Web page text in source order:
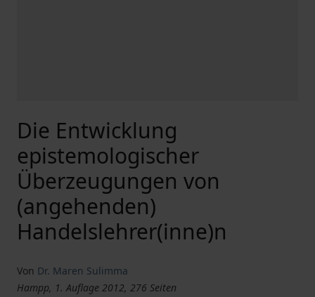
Die Entwicklung
epistemologischer
Überzeugungen von
(angehenden)
Handelslehrer(inne)n
Von Dr. Maren Sulimma
Hampp, 1. Auflage 2012, 276 Seiten